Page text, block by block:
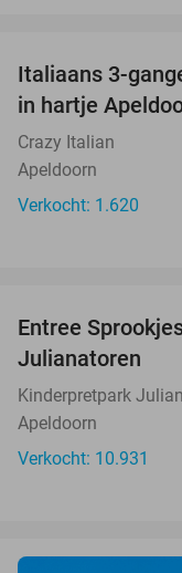
Italiaans 3-
in hartje
Crazy Italian
Apeldoorn
Verkocht: 1.620
Entree
Julianatoren
Kinderpretpark
Apeldoorn
Verkocht: 10.931